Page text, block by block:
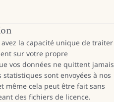
la capacité unique de traiter
sur votre propre
vos données ne quittent jamais
statistiques sont envoyées à nos
même cela peut être fait sans
des fichiers de licence.